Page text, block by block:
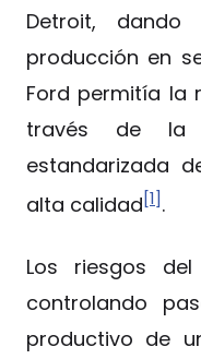
Detroit,
producción en
Ford permitía la
través de la
estandarizada
alta calidad[1].
Los riesgos
controlando
productivo de